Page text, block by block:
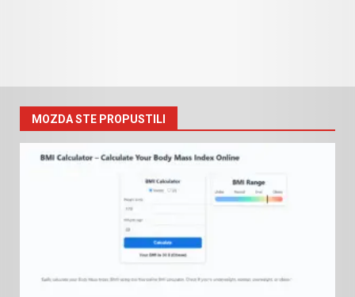
MOZDA STE PROPUSTILI